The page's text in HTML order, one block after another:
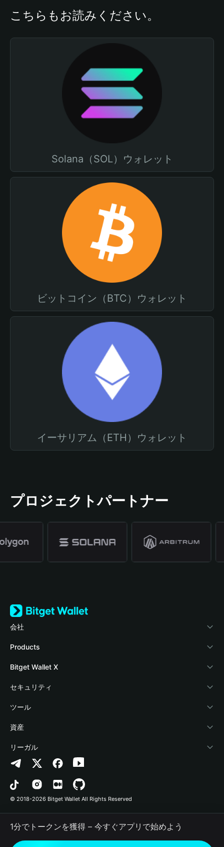
こちらもお読みください。
Solana（SOL）ウォレット
ビットコイン（BTC）ウォレット
イーサリアム（ETH）ウォレット
プロジェクトパートナー
会社
Bitget Walletについて
ブログ
アカデミー
暗号資産ニュース
Help Center
お問い合わせ
ブランドリソース
キャリア
Products
Crypto Card
Stablecoin Earn
Payfi Crypto
Crypto Swap API
Altcoin Season Index
Prediction Markets
DApp
RWA
Bitget Wallet X
デベロッパー
ウォレットを接続
Bitget Wallet Pay
プロジェクトを掲載
セキュリティ
保護基金
セキュリティ技術
ツール
暗号資産を購入
認証検出
コントラクト検出
一括送金
資産
Arbitrum
Avalanche
Bitcoin
Polygon
リーガル
プライバシーポリシー
利用規約
© 2018-2026 Bitget Wallet All Rights Reserved
1分でトークンを獲得 – 今すぐアプリで始めよう